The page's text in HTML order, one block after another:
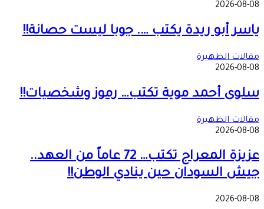
2026-08-08
ياسر أبو ريدة يكتب …. جوبا ليست حصانة!!
مقالات الظهيرة
2026-08-08
سلوى أحمد موية تكتب… رموز وشخصيات!!
مقالات الظهيرة
2026-08-08
عزيزة المعراج تكتب… 72 عاماً من العهد..
جيش السودان حين ينادي الوطن!!
2026-08-08